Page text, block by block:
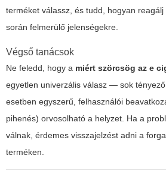
terméket válassz, és tudd, hogyan
során felmerülő jelenségekre.
Végső tanácsok
Ne feledd, hogy a miért szörcsög az e
egyetlen univerzális válasz — sok
esetben egyszerű, felhasználói
pihenés) orvosolható a helyzet. Ha a
válnak, érdemes visszajelzést adni a
terméken.